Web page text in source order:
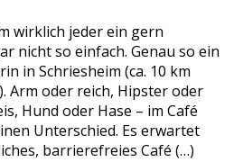
wirklich jeder ein gern
nicht so einfach. Genau so ein
in Schriesheim (ca. 10 km
Arm oder reich, Hipster oder
Hund oder Hase – im Café
Unterschied. Es erwartet
barrierefreies Café (…)